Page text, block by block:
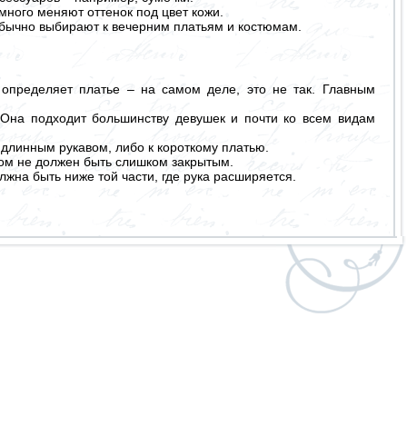
меняют оттенок под цвет кожи.
выбирают к вечерним платьям и костюмам.
платье – на самом деле, это не так. Главным
подходит большинству девушек и почти ко всем видам
рукавом, либо к короткому платью.
не должен быть слишком закрытым.
быть ниже той части, где рука расширяется.